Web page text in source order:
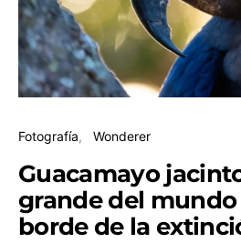
Fotografía Wonderer
Guacamayo
grande del mundo
borde de la